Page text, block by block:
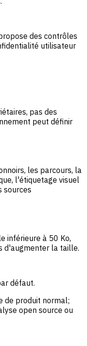
des contrôles
utilisateur
pas des
peut définir
les parcours, la
l'étiquetage visuel
sources
inférieure à 50 Ko,
d'augmenter la taille.
défaut.
de produit normal;
open source ou